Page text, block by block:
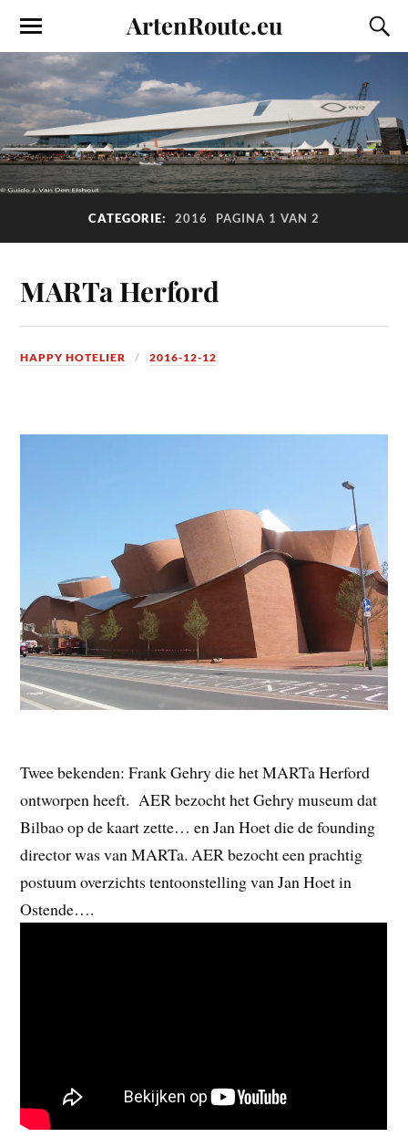
ArtenRoute.eu
CATEGORIE: 2016 PAGINA 1 VAN 2
MARTa Herford
HAPPY HOTELIER 2016-12-12
Twee bekenden: Frank Gehry die het MARTa Herford
ontworpen heeft. AER bezocht het Gehry museum dat
Bilbao op de kaart zette… en Jan Hoet die de founding
director was van MARTa. AER bezocht een prachtig
postuum overzichts tentoonstelling van Jan Hoet in
Ostende….